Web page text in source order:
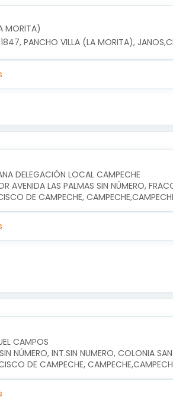
MORITA)
PANCHO VILLA (LA MORITA),
DELEGACIÓN LOCAL CAMPECHE
AVENIDA LAS PALMAS SIN NÚMERO,
DE CAMPECHE,
CAMPOS
NÚMERO, INT.SIN NUMERO, COLONIA
DE CAMPECHE,